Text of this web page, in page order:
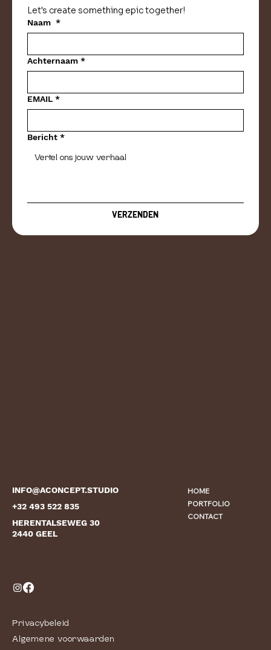
INFO@ACONCEPT.STUDIO
+32 493 522 835
HERENTALSEWEG 30
2440 GEEL
HOME
PORTFOLIO
CONTACT
Let's create something epic together!
Naam *
Achternaam *
EMAIL *
Bericht *
VERZENDEN
Privacybeleid
Algemene voorwaarden